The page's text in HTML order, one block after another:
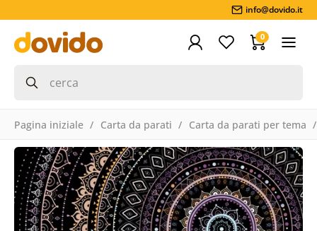
info@dovido.it
0
Pagina iniziale Carta da parati Carta da parati per tema